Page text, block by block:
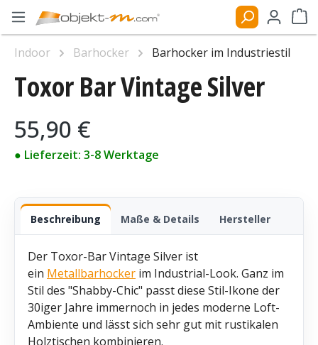
Zum Hauptinhalt springen
Toxor Bar Vintage Silver
Regulärer Preis:
55,90 €
● Lieferzeit: 3-8 Werktage
Beschreibung Maße & Details Hersteller
Der Toxor-Bar Vintage Silver ist
ein Metallbarhocker im Industrial-Look. Ganz im
Stil des "Shabby-Chic" passt diese Stil-Ikone der
30iger Jahre immernoch in jedes moderne Loft-
Ambiente und lässt sich sehr gut mit rustikalen
Holztischen kombinieren.
Indoor Barhocker
Barhocker im Industriestil
Bildergalerie überspringen